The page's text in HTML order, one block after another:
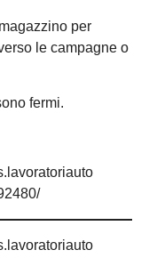
per
le campagne o
fermi.